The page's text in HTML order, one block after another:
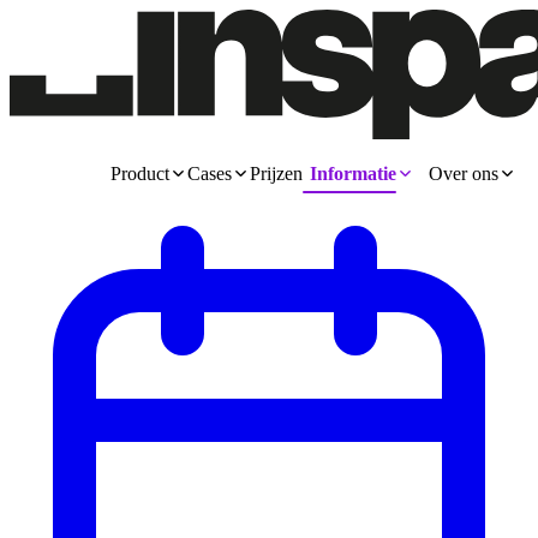
Product Cases Prijzen Informatie Over ons